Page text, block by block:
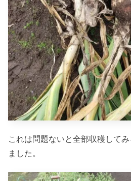
これは問題ないと全部収穫して
ました。